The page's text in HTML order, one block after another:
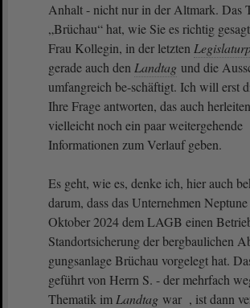
Anhalt - nicht nur in der Altmark. Das
„Brüchau“ hat, wie Sie es richtig
Frau Kollegin, in der letzten
gerade auch den Landtag und die
umfangreich be-schäftigt. Ich will erst
Ihre Frage antworten, das auch
vielleicht noch ein paar weitergehende
Informationen zum Verlauf geben.
Es geht, wie es, denke ich, hier auch
darum, dass das Unternehmen
Oktober 2024 dem LAGB einen
Standortsicherung der bergbaulichen
gungsanlage Brüchau vorgelegt hat.
geführt von Herrn S. - der mehrfach
Thematik im Landtag war , ist dann